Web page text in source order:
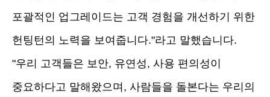
포괄적인 업그레이드는 고객 경험을 개선하기 위한
헌팅턴의 노력을 보여줍니다."라고 말했습니다.
"우리 고객들은 보안, 유연성, 사용 편의성이
중요하다고 말해왔으며, 사람들을 돌본다는 우리의